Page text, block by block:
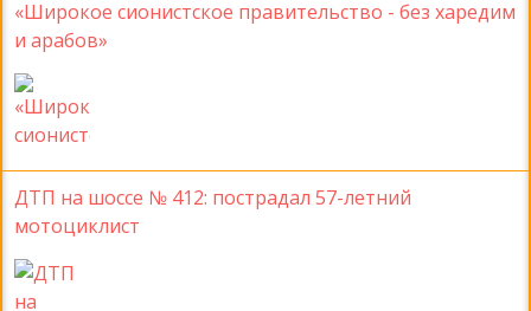
«Широкое сионистское правительство - без харедим
и арабов»
ДТП на шоссе № 412: пострадал 57-летний
мотоциклист